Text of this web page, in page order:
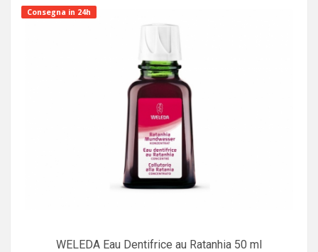
Consegna in 24h
WELEDA Eau Dentifrice au Ratanhia 50 ml